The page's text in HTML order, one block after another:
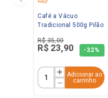
Café a Vácuo
Tradicional 500g Pilão
R$ 35,00
R$ 23,90 - 32%
Adicionar ao
carrinho